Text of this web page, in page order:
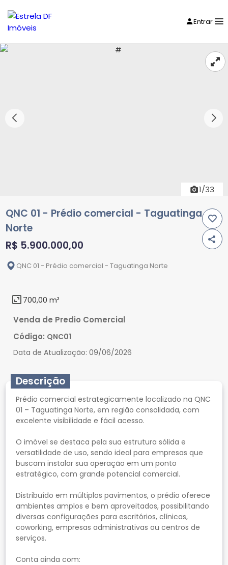
Entrar
1/33
QNC 01 - Prédio comercial - Taguatinga
Norte
R$ 5.900.000,00
QNC 01 - Prédio comercial - Taguatinga Norte
700,00 m²
Venda de Predio Comercial
Código: QNC01
Data de Atualização: 09/06/2026
Descrição
Prédio comercial estrategicamente localizado na QNC
01 – Taguatinga Norte, em região consolidada, com
excelente visibilidade e fácil acesso.
O imóvel se destaca pela sua estrutura sólida e
versatilidade de uso, sendo ideal para empresas que
buscam instalar sua operação em um ponto
estratégico, com grande potencial comercial.
Distribuído em múltiplos pavimentos, o prédio oferece
ambientes amplos e bem aproveitados, possibilitando
diversas configurações para escritórios, clínicas,
coworking, empresas administrativas ou centros de
serviços.
Conta ainda com: